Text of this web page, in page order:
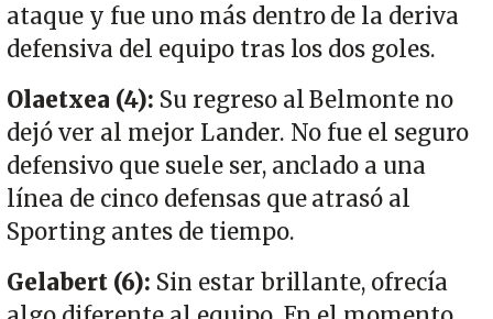
ataque y fue uno más dentro de la deriva
defensiva del equipo tras los dos goles.
Olaetxea (4): Su regreso al Belmonte no
dejó ver al mejor Lander. No fue el seguro
defensivo que suele ser, anclado a una
línea de cinco defensas que atrasó al
Sporting antes de tiempo.
Gelabert (6): Sin estar brillante, ofrecía